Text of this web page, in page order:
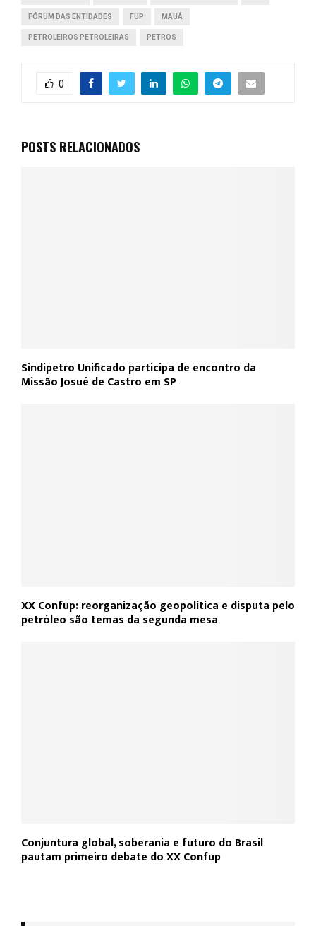
FÓRUM DAS ENTIDADES FUP MAUÁ
PETROLEIROS PETROLEIRAS PETROS
0
POSTS RELACIONADOS
Sindipetro Unificado participa de encontro da
Missão Josué de Castro em SP
XX Confup: reorganização geopolítica e disputa pelo
petróleo são temas da segunda mesa
Conjuntura global, soberania e futuro do Brasil
pautam primeiro debate do XX Confup